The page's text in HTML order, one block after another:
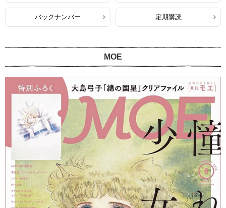
バックナンバー 定期購読
MOE